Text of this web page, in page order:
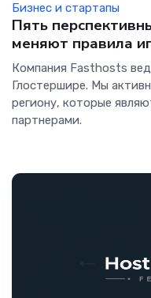
Бизнес и стартапы
Пять
меняют правила
Компания Fasthosts
Глостершире. Мы
региону, которые
партнерами.